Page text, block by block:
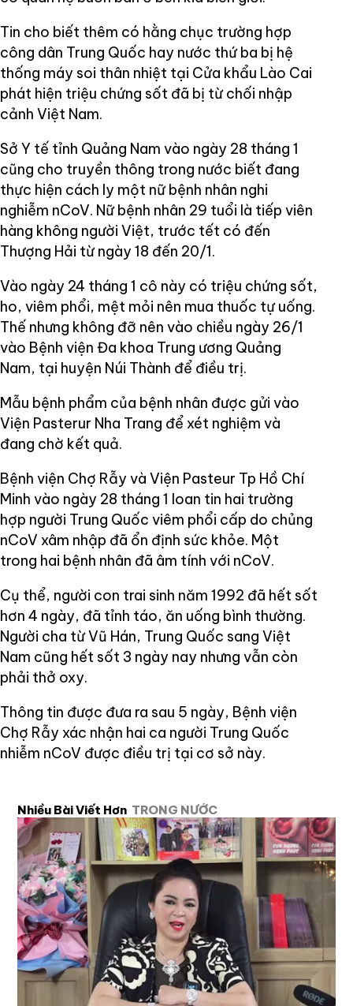
Tin cho biết thêm có hằng chục trường hợp
công dân Trung Quốc hay nước thứ ba bị hệ
thống máy soi thân nhiệt tại Cửa khẩu Lào Cai
phát hiện triệu chứng sốt đã bị từ chối nhập
cảnh Việt Nam.
Sở Y tế tỉnh Quảng Nam vào ngày 28 tháng 1
cũng cho truyền thông trong nước biết đang
thực hiện cách ly một nữ bệnh nhân nghi
nghiễm nCoV. Nữ bệnh nhân 29 tuổi là tiếp viên
hàng không người Việt, trước tết có đến
Thượng Hải từ ngày 18 đến 20/1.
Vào ngày 24 tháng 1 cô này có triệu chứng sốt,
ho, viêm phổi, mệt mỏi nên mua thuốc tự uống.
Thế nhưng không đỡ nên vào chiều ngày 26/1
vào Bệnh viện Đa khoa Trung ương Quảng
Nam, tại huyện Núi Thành để điều trị.
Mẫu bệnh phẩm của bệnh nhân được gửi vào
Viện Pasterur Nha Trang để xét nghiệm và
đang chờ kết quả.
Bệnh viện Chợ Rẫy và Viện Pasteur Tp Hồ Chí
Minh vào ngày 28 tháng 1 loan tin hai trường
hợp người Trung Quốc viêm phổi cấp do chủng
nCoV xâm nhập đã ổn định sức khỏe. Một
trong hai bệnh nhân đã âm tính với nCoV.
Cụ thể, người con trai sinh năm 1992 đã hết sốt
hơn 4 ngày, đã tỉnh táo, ăn uống bình thường.
Người cha từ Vũ Hán, Trung Quốc sang Việt
Nam cũng hết sốt 3 ngày nay nhưng vẫn còn
phải thở oxy.
Thông tin được đưa ra sau 5 ngày, Bệnh viện
Chợ Rẫy xác nhận hai ca người Trung Quốc
nhiễm nCoV được điều trị tại cơ sở này.
Nhiều Bài Viết Hơn TRONG NƯỚC